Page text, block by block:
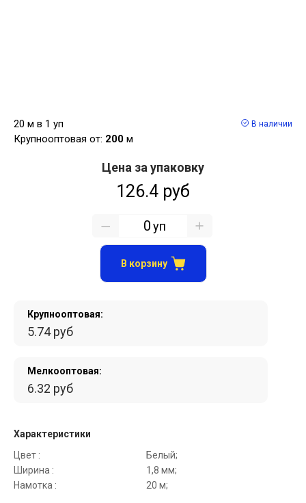
20 м в 1 уп
Крупнооптовая от: 200 м
В наличии
Крупнооптовая:
5.74 руб
Мелкооптовая:
6.32 руб
Характеристики
Цвет :
Белый;
Ширина :
1,8 мм;
Намотка :
20 м;
Цена за упаковку
126.4 руб
уп
В корзину